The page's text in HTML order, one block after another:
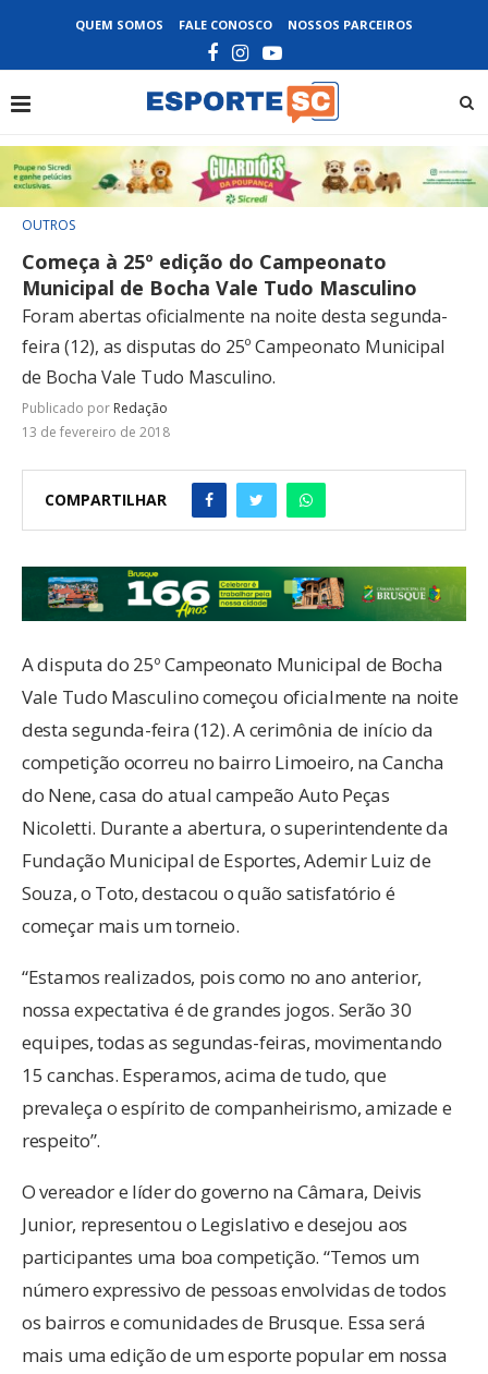
QUEM SOMOS FALE CONOSCO NOSSOS PARCEIROS
OUTROS
Começa à 25º edição do Campeonato
Municipal de Bocha Vale Tudo Masculino
Foram abertas oficialmente na noite desta segunda-
feira (12), as disputas do 25º Campeonato Municipal
de Bocha Vale Tudo Masculino.
Publicado por Redação
13 de fevereiro de 2018
COMPARTILHAR
A disputa do 25º Campeonato Municipal de Bocha
Vale Tudo Masculino começou oficialmente na noite
desta segunda-feira (12). A cerimônia de início da
competição ocorreu no bairro Limoeiro, na Cancha
do Nene, casa do atual campeão Auto Peças
Nicoletti. Durante a abertura, o superintendente da
Fundação Municipal de Esportes, Ademir Luiz de
Souza, o Toto, destacou o quão satisfatório é
começar mais um torneio.
“Estamos realizados, pois como no ano anterior,
nossa expectativa é de grandes jogos. Serão 30
equipes, todas as segundas-feiras, movimentando
15 canchas. Esperamos, acima de tudo, que
prevaleça o espírito de companheirismo, amizade e
respeito”.
O vereador e líder do governo na Câmara, Deivis
Junior, representou o Legislativo e desejou aos
participantes uma boa competição. “Temos um
número expressivo de pessoas envolvidas de todos
os bairros e comunidades de Brusque. Essa será
mais uma edição de um esporte popular em nossa